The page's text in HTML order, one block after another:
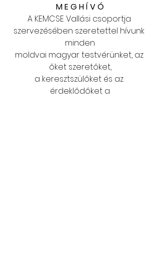
M E G H Í V Ó
A KEMCSE Vallási csoportja
szervezésében szeretettel hívunk
minden
moldvai magyar testvérünket, az
őket szeretőket,
a keresztszülőket és az
érdeklődőket a